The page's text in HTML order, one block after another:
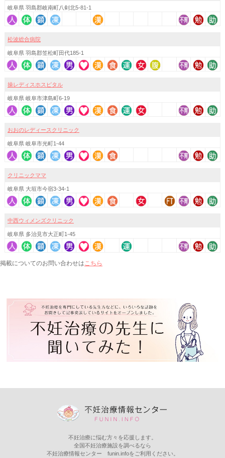
岐阜県 羽島郡岐南町八剣北5-81-1
松波総合病院
岐阜県 羽島郡笠松町田代185-1
操レディスホスピタル
岐阜県 岐阜市津島町6-19
おおのレディースクリニック
岐阜県 岐阜市光町1-44
クリニックママ
岐阜県 大垣市今宿3-34-1
中西ウィメンズクリニック
岐阜県 多治見市大正町1-45
掲載についてのお問い合わせは こちら
不妊治療に悩む方々を応援します。
全国不妊治療施設を調べるなら
不妊治療情報センター funin.infoをご利用ください。